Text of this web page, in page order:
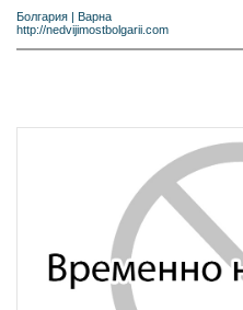
Болгария | Варна
http://nedvijimostbolgarii.com